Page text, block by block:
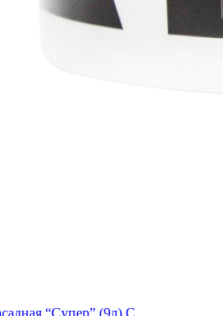
“Супер” (9л) C